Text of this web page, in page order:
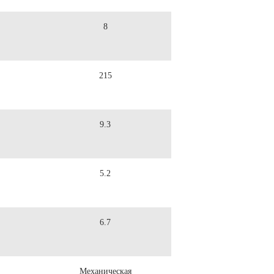
8
215
9.3
5.2
6.7
Механическая